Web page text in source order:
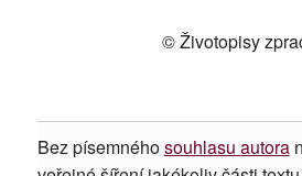
© Životopisy
Bez písemnéhosouhlasu autora